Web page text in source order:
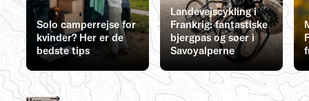
Solo camperrejse for
kvinder? Her er de
bedste tips
Landevejscykling i
Frankrig: fantastiske
bjergpas og søer i
Savoyalperne